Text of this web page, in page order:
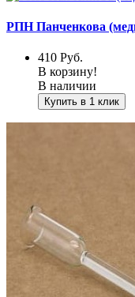
РПН Панченкова
410 Руб.
В корзину!
В наличии
Купить в 1 клик